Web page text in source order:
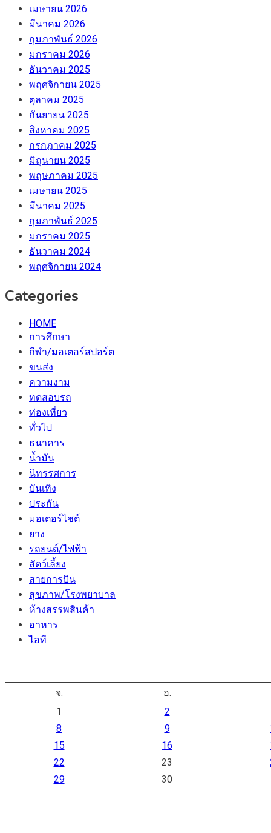
เมษายน 2026
มีนาคม 2026
กุมภาพันธ์ 2026
มกราคม 2026
ธันวาคม 2025
พฤศจิกายน 2025
ตุลาคม 2025
กันยายน 2025
สิงหาคม 2025
กรกฎาคม 2025
มิถุนายน 2025
พฤษภาคม 2025
เมษายน 2025
มีนาคม 2025
กุมภาพันธ์ 2025
มกราคม 2025
ธันวาคม 2024
พฤศจิกายน 2024
Categories
HOME
การศึกษา
กีฬา/มอเตอร์สปอร์ต
ขนส่ง
ความงาม
ทดสอบรถ
ท่องเที่ยว
ทั่วไป
ธนาคาร
น้ำมัน
นิทรรศการ
บันเทิง
ประกัน
มอเตอร์ไชต์
ยาง
รถยนต์/ไฟฟ้า
สัตว์เลี้ยง
สายการบิน
สุขภาพ/โรงพยาบาล
ห้างสรรพสินค้า
อาหาร
ไอที
จ.
อ.
1
2
8
9
15
16
22
23
29
30